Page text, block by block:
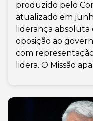
produzido pelo
atualizado em
liderança absoluta
oposição ao
com
lidera. O Missão